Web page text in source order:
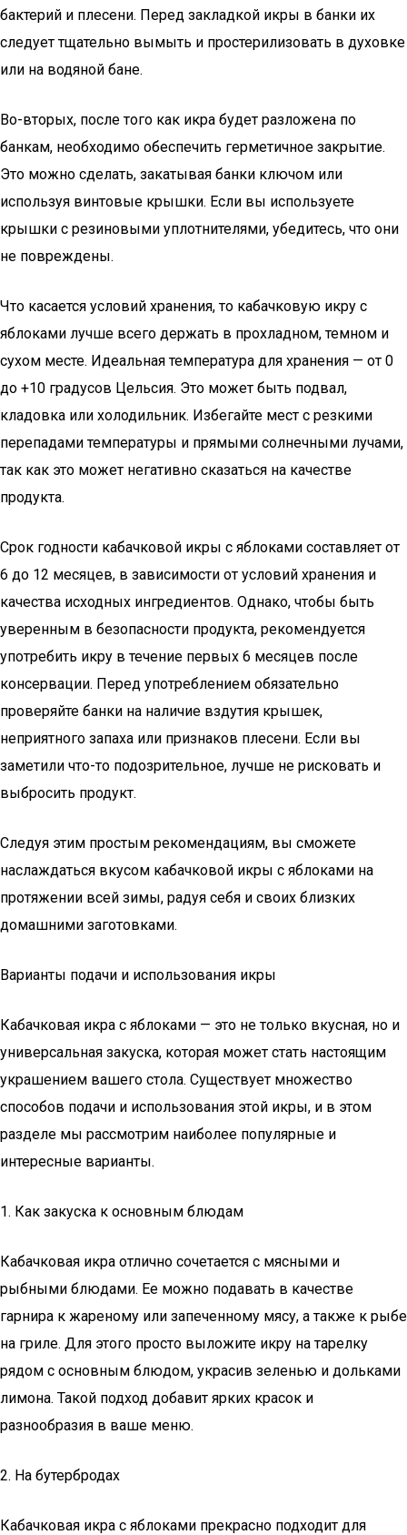
бактерий и плесени. Перед закладкой икры в банки их
следует тщательно вымыть и простерилизовать в духовке
или на водяной бане.
Во-вторых, после того как икра будет разложена по
банкам, необходимо обеспечить герметичное закрытие.
Это можно сделать, закатывая банки ключом или
используя винтовые крышки. Если вы используете
крышки с резиновыми уплотнителями, убедитесь, что они
не повреждены.
Что касается условий хранения, то кабачковую икру с
яблоками лучше всего держать в прохладном, темном и
сухом месте. Идеальная температура для хранения — от 0
до +10 градусов Цельсия. Это может быть подвал,
кладовка или холодильник. Избегайте мест с резкими
перепадами температуры и прямыми солнечными лучами,
так как это может негативно сказаться на качестве
продукта.
Срок годности кабачковой икры с яблоками составляет от
6 до 12 месяцев, в зависимости от условий хранения и
качества исходных ингредиентов. Однако, чтобы быть
уверенным в безопасности продукта, рекомендуется
употребить икру в течение первых 6 месяцев после
консервации. Перед употреблением обязательно
проверяйте банки на наличие вздутия крышек,
неприятного запаха или признаков плесени. Если вы
заметили что-то подозрительное, лучше не рисковать и
выбросить продукт.
Следуя этим простым рекомендациям, вы сможете
наслаждаться вкусом кабачковой икры с яблоками на
протяжении всей зимы, радуя себя и своих близких
домашними заготовками.
Варианты подачи и использования икры
Кабачковая икра с яблоками — это не только вкусная, но и
универсальная закуска, которая может стать настоящим
украшением вашего стола. Существует множество
способов подачи и использования этой икры, и в этом
разделе мы рассмотрим наиболее популярные и
интересные варианты.
1. Как закуска к основным блюдам
Кабачковая икра отлично сочетается с мясными и
рыбными блюдами. Ее можно подавать в качестве
гарнира к жареному или запеченному мясу, а также к рыбе
на гриле. Для этого просто выложите икру на тарелку
рядом с основным блюдом, украсив зеленью и дольками
лимона. Такой подход добавит ярких красок и
разнообразия в ваше меню.
2. На бутербродах
Кабачковая икра с яблоками прекрасно подходит для